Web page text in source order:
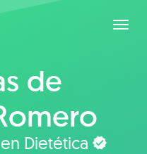
de
Dietética